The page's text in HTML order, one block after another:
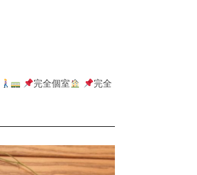
完全個室
完全